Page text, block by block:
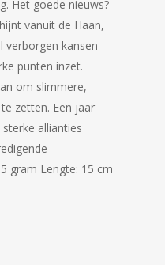
Het goede nieuws?
vanuit de Haan,
verborgen kansen
punten inzet.
om slimmere,
zetten. Een jaar
allianties
gram Lengte: 15 cm